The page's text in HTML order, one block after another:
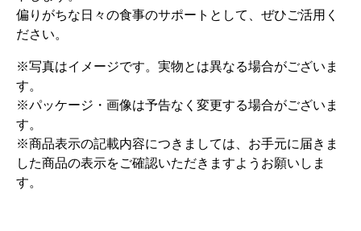
偏りがちな日々の食事のサポートとして、ぜひご活用く
ださい。
※写真はイメージです。実物とは異なる場合がございま
す。
※パッケージ・画像は予告なく変更する場合がございま
す。
※商品表示の記載内容につきましては、お手元に届きま
した商品の表示をご確認いただきますようお願いしま
す。